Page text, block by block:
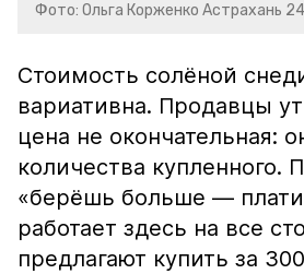
Фото: Ольга Корженко Астрахань 24
Стоимость солёной
вариативна. Продавцы
цена не окончательная:
количества купленного.
«берёшь больше —
работает здесь на все
предлагают купить за